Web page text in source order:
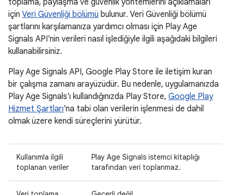
toplama, paylaşma ve güvenlik yöntemlerini açıklamaları
için Veri Güvenliği bölümü bulunur. Veri Güvenliği bölümü
şartlarını karşılamanıza yardımcı olması için Play Age
Signals API'nin verileri nasıl işlediğiyle ilgili aşağıdaki bilgileri
kullanabilirsiniz.
Play Age Signals API, Google Play Store ile iletişim kuran
bir çalışma zamanı arayüzüdür. Bu nedenle, uygulamanızda
Play Age Signals'ı kullandığınızda Play Store, Google Play
Hizmet Şartları'na tabi olan verilerin işlenmesi de dahil
olmak üzere kendi süreçlerini yürütür.
Kullanımla ilgili
toplanan veriler
Play Age Signals istemci kitaplığı
tarafından veri toplanmaz.